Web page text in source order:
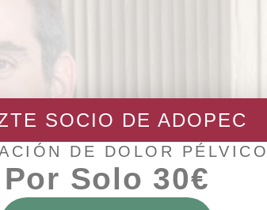
SOCIO DE ADOPEC
DE DOLOR
Por Solo 30€